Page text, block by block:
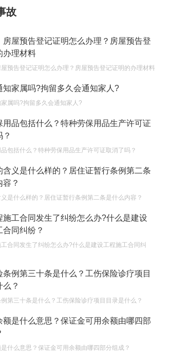
？
金一般是怎么计算 个人所得税有滞纳金
金所得税可以扣除吗 税务滞纳金如何计
需要缴纳哪些税费 如何申请小额贷款？
房子会被拍卖吗现在 房屋贷款还不起的诉
多长时间？
故
房屋预告登记证明怎么办理？房屋预告登
办理材料
预告登记证明怎么办理？房屋预告登记证明的办理材料
知家属吗?拘留多久会通知家人?
属吗?拘留多久会通知家人?
用品包括什么？特种劳保用品生产许可证
？
包括什么？特种劳保用品生产许可证取消了吗？
含义是什么样的？居住证暂行条例第二条
容？
是什么样的？居住证暂行条例第二条是什么内容？
施工合同发生了纠纷怎么办?什么是建设
合同纠纷？
合同发生了纠纷怎么办?什么是建设工程施工合同纠
条例第三十条是什么？工伤保险诊疗项目
么？
第三十条是什么？工伤保险诊疗项目目录是什么？
额是什么意思？保证金可用余额由哪四部
什么意思？保证金可用余额由哪四部分组成？